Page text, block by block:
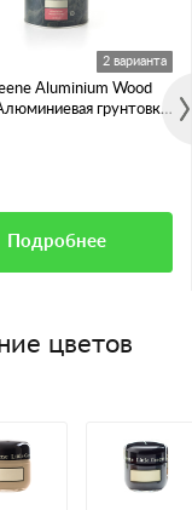
2 варианта
Aluminium Wood
грунтовка
Подробнее
цветов